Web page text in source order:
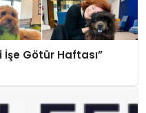
İşe Götür Haftası”